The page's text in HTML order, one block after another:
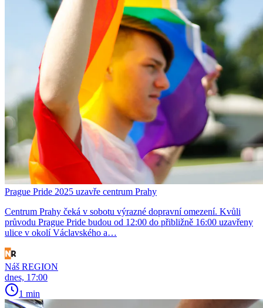
Prague Pride 2025 uzavře centrum Prahy
Centrum Prahy čeká v sobotu výrazné dopravní omezení. Kvůli
průvodu Prague Pride budou od 12:00 do přibližně 16:00 uzavřeny
ulice v okolí Václavského a…
Náš REGION
dnes, 17:00
1 min